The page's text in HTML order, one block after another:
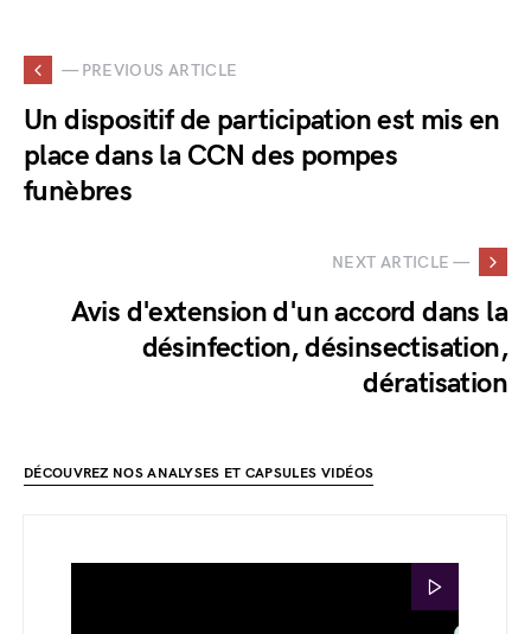
— PREVIOUS ARTICLE
Un dispositif de participation est mis en
place dans la CCN des pompes
funèbres
NEXT ARTICLE —
Avis d'extension d'un accord dans la
désinfection, désinsectisation,
dératisation
DÉCOUVREZ NOS ANALYSES ET CAPSULES VIDÉOS